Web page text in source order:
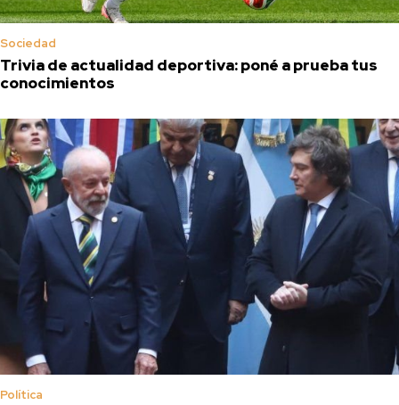
Sociedad
Trivia de actualidad deportiva: poné a prueba tus
conocimientos
Política